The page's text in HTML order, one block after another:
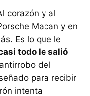
corazón y al
Macan y en
Es lo que le
todo le salió
del
para recibir
intenta